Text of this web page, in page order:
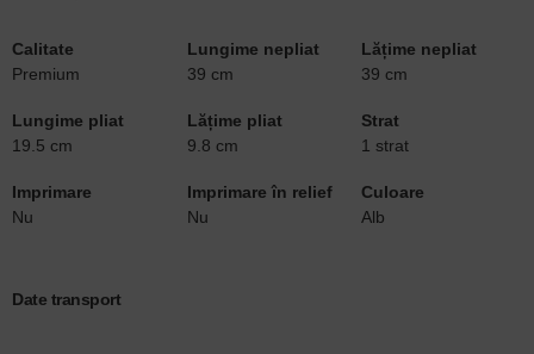
Calitate
Premium
Lungime nepliat
39 cm
Lățime nepliat
39 cm
Lungime pliat
19.5 cm
Lățime pliat
9.8 cm
Strat
1 strat
Imprimare
Nu
Imprimare în relief
Nu
Culoare
Alb
Date transport